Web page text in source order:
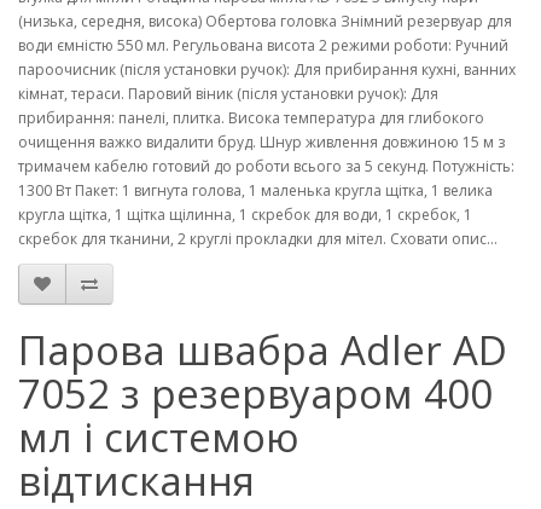
(низька, середня, висока) Обертова головка Знімний резервуар для
води ємністю 550 мл. Регульована висота 2 режими роботи: Ручний
пароочисник (після установки ручок): Для прибирання кухні, ванних
кімнат, тераси. Паровий віник (після установки ручок): Для
прибирання: панелі, плитка. Висока температура для глибокого
очищення важко видалити бруд. Шнур живлення довжиною 15 м з
тримачем кабелю готовий до роботи всього за 5 секунд. Потужність:
1300 Вт Пакет: 1 вигнута голова, 1 маленька кругла щітка, 1 велика
кругла щітка, 1 щітка щілинна, 1 скребок для води, 1 скребок, 1
скребок для тканини, 2 круглі прокладки для мітел. Сховати опис...
Парова швабра Adler AD
7052 з резервуаром 400
мл і системою
відтискання